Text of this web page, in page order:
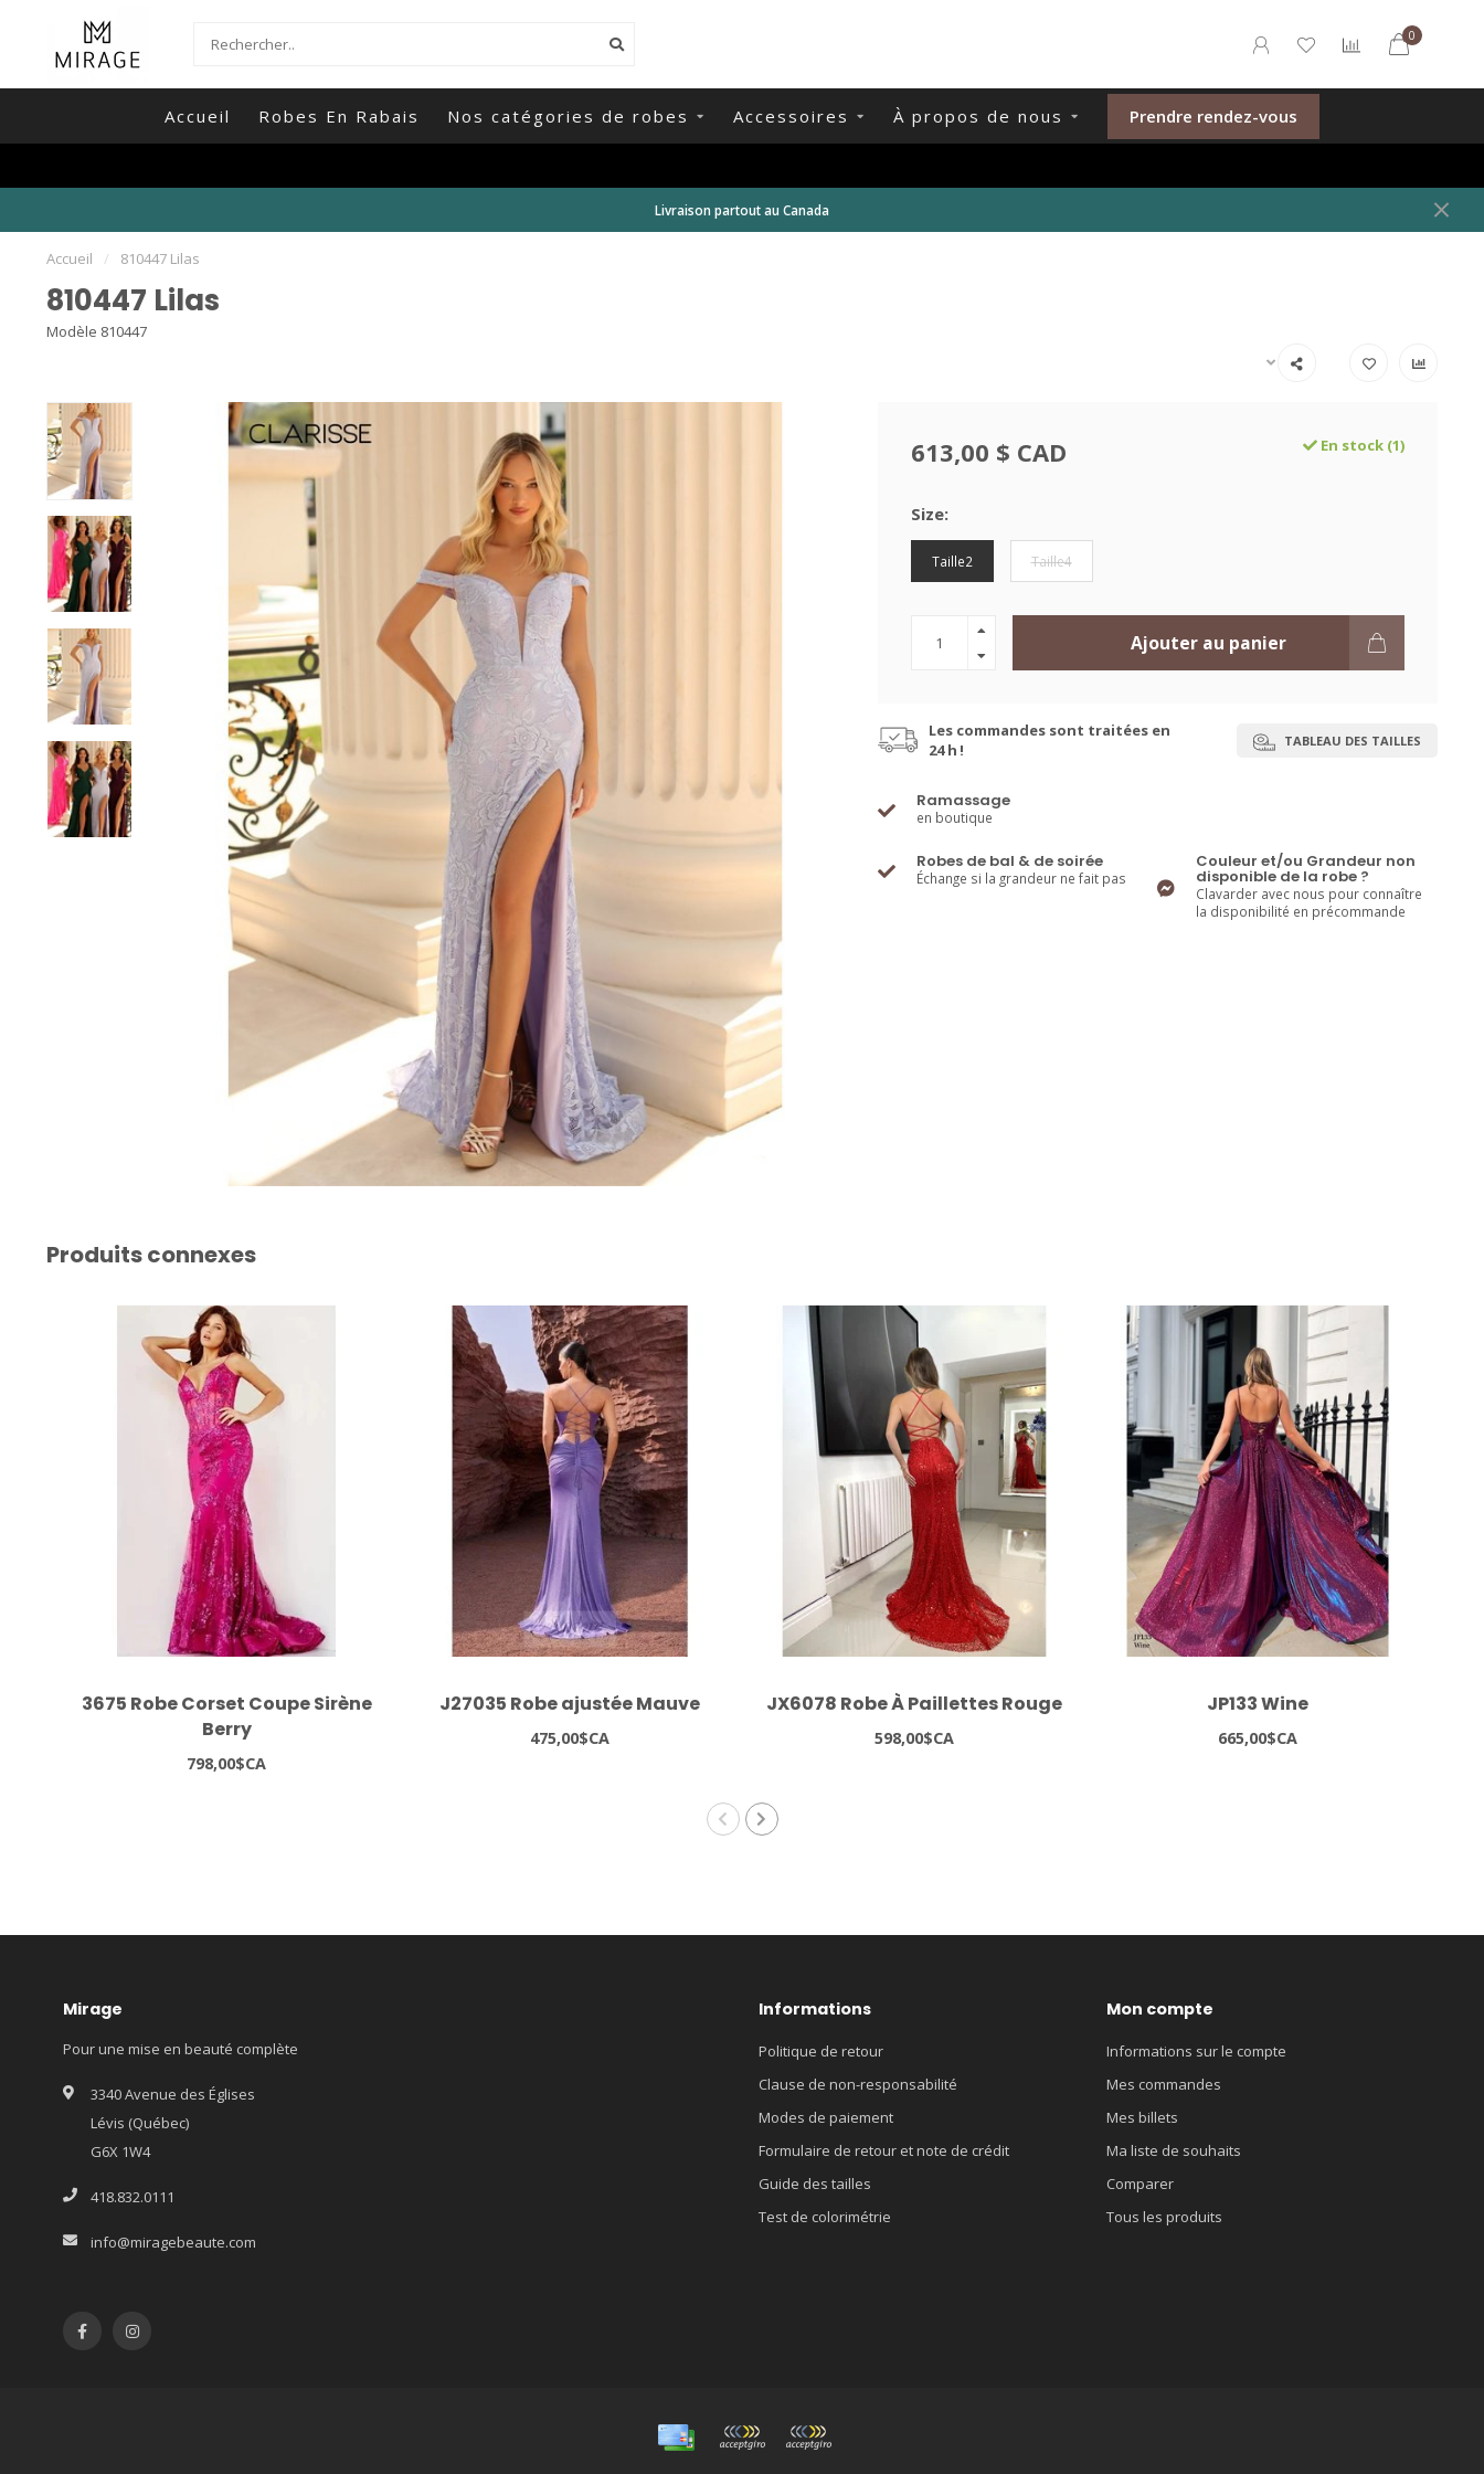
0
Accueil Robes En Rabais Nos catégories de robes Accessoires À propos de nous Prendre rendez-vous
Livraison partout au Canada
Accueil / 810447 Lilas
810447 Lilas
Modèle 810447
613,00 $ CAD En stock (1)
Size:
Taille2 Taille4
Ajouter au panier
Les commandes sont traitées en
24 h !
TABLEAU DES TAILLES
Ramassage
en boutique
Robes de bal & de soirée
Échange si la grandeur ne fait pas
Couleur et/ou Grandeur non
disponible de la robe ?
Clavarder avec nous pour connaître
la disponibilité en précommande
Produits connexes
3675 Robe Corset Coupe Sirène
Berry
798,00$CA
J27035 Robe ajustée Mauve
475,00$CA
JX6078 Robe À Paillettes Rouge
598,00$CA
JP133 Wine
665,00$CA
Mirage
Pour une mise en beauté complète
3340 Avenue des Églises
Lévis (Québec)
G6X 1W4
418.832.0111
info@miragebeaute.com
Informations
Politique de retour
Clause de non-responsabilité
Modes de paiement
Formulaire de retour et note de crédit
Guide des tailles
Test de colorimétrie
Mon compte
Informations sur le compte
Mes commandes
Mes billets
Ma liste de souhaits
Comparer
Tous les produits